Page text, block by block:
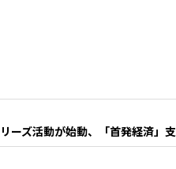
ーズ活動が始動、「首発経済」